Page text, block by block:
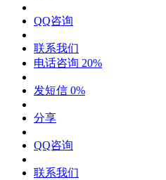
QQ咨询
联系我们
电话咨询 20%
发短信 0%
分享
QQ咨询
联系我们